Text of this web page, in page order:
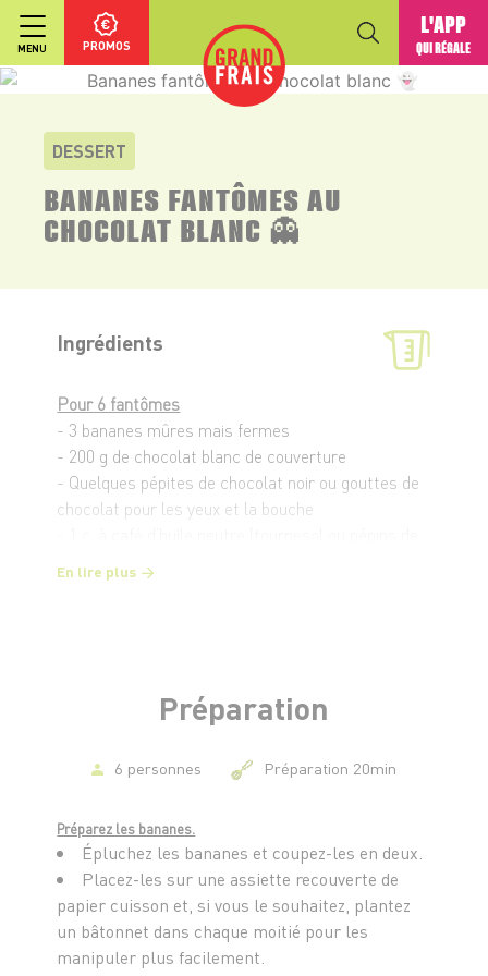
MENU PROMOS
L'APP
QUI RÉGALE
DESSERT
BANANES FANTÔMES AU
CHOCOLAT BLANC 👻
Ingrédients
Pour 6 fantômes
- 3 bananes mûres mais fermes
- 200 g de chocolat blanc de couverture
- Quelques pépites de chocolat noir ou gouttes de
chocolat pour les yeux et la bouche
- (Optionnel) Quelques bâtonnets de glace si tu
En lire plus
Préparation
6 personnes Préparation 20min
Préparez les bananes.
Épluchez les bananes et coupez-les en deux.
Placez-les sur une assiette recouverte de
papier cuisson et, si vous le souhaitez, plantez
un bâtonnet dans chaque moitié pour les
manipuler plus facilement.